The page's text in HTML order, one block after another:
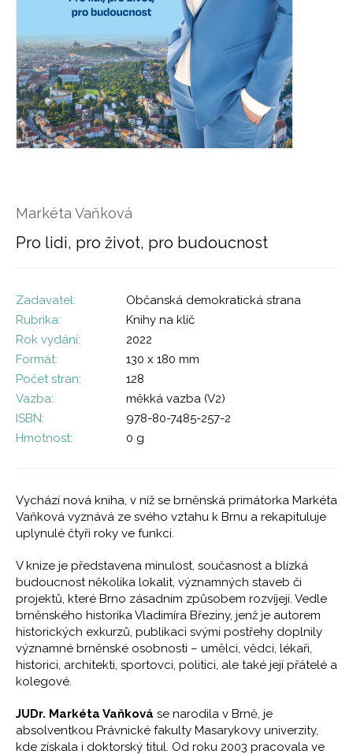
Markéta Vaňková
Pro lidi, pro život, pro budoucnost
Zadavatel:
Občanská demokratická strana
Rubrika:
Knihy na klíč
Rok vydání:
2022
Formát:
130 x 180 mm
Počet stran:
128
Vazba:
měkká vazba (V2)
ISBN:
978-80-7485-257-2
Hmotnost:
0 g
Vychází nová kniha, v níž se brněnská primátorka Markéta
Vaňková vyznává ze svého vztahu k Brnu a rekapituluje
uplynulé čtyři roky ve funkci.
V knize je představena minulost, současnost a blízká
budoucnost několika lokalit, významných staveb či
projektů, které Brno zásadním způsobem rozvíjejí. Vedle
brněnského historika Vladimíra Březiny, jenž je autorem
historických exkurzů, publikaci svými postřehy doplnily
významné brněnské osobnosti – umělci, vědci, lékaři,
historici, architekti, sportovci, politici, ale také její přátelé a
kolegové.
JUDr. Markéta Vaňková se narodila v Brně, je
absolventkou Právnické fakulty Masarykovy univerzity,
kde získala i doktorský titul. Od roku 2003 pracovala ve